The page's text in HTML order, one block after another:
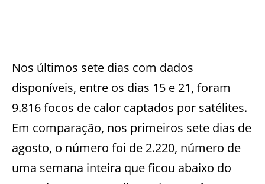
Nos últimos sete dias com dados
disponíveis, entre os dias 15 e 21, foram
9.816 focos de calor captados por satélites.
Em comparação, nos primeiros sete dias de
agosto, o número foi de 2.220, número de
uma semana inteira que ficou abaixo do